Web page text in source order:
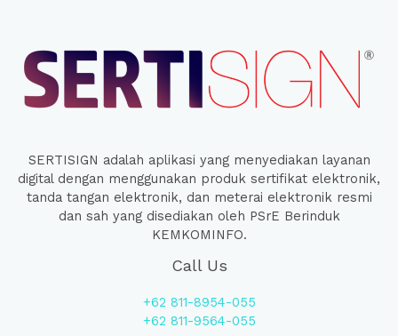
SERTISIGN adalah aplikasi yang menyediakan layanan
digital dengan menggunakan produk sertifikat elektronik,
tanda tangan elektronik, dan meterai elektronik resmi
dan sah yang disediakan oleh PSrE Berinduk
KEMKOMINFO.
Call Us
+62 811-8954-055
+62 811-9564-055